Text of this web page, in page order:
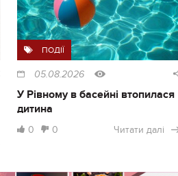
ПОДІЇ
05.08.2026
У Рівному в басейні втопилася
дитина
0 0 Читати далі